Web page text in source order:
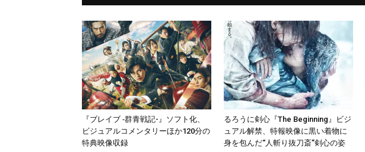
『ブレイブ ‐群青戦記-』ソフト化、
ビジュアルコメンタリーほか120分の
特典映像収録
るろうに剣心『The Beginning』ビジ
ュアル解禁、特報映像に黒い着物に
身を包んだ“人斬り抜刀斎”剣心の姿